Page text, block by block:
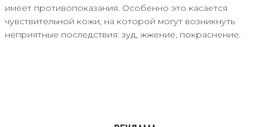
имеет противопоказания. Особенно это касается
чувствительной кожи, на которой могут возникнуть
неприятные последствия: зуд, жжение, покраснение.